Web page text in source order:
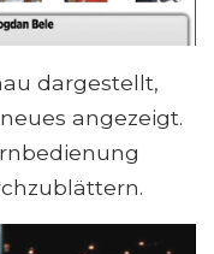
dargestellt,
angezeigt.